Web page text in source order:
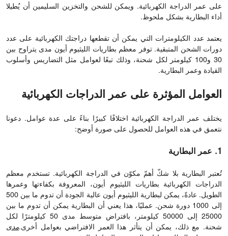
على عمر الدراجة الكهربائية. ويمكن للشحن والتخزين السليمين أن يُطيلا
أداء البطارية بشكل ملحوظ.
يعتمد عدد الكيلومترات التي يمكن أن تقطعها دراجتك الكهربائية على عدد
دورات الشحن المتبقية. توفر معظم بطاريات الليثيوم أيون مدى يتراوح بين
30 و100 كيلومتر لكل شحنة، وذلك تبعًا لعوامل مثل التضاريس وأسلوب
القيادة وعمر البطارية.
العوامل المؤثرة على عمر الدراجات الكهربائية
يختلف عمر الدراجة الكهربائية اختلافًا كبيرًا بناءً على عدة عوامل. دعونا
نتعمق في هذه العوامل للحصول على صورة أوضح:
1. عمر البطارية
تُعتبر البطارية بلا شكّ أهمّ مكوّن في الدراجة الكهربائية. تستخدم معظم
الدراجات الكهربائية بطاريات الليثيوم أيون، المعروفة بكفاءتها وعمرها
الطويل. عادةً، يمكن لبطارية الليثيوم أيون عالية الجودة أن تدوم ما بين 500
إلى 1000 دورة شحن. عمليًا، هذا يعني أن البطارية يمكن أن تدوم ما بين
25000 إلى 50000 كيلومتر، بافتراض متوسط ​​مدى 50 كيلومترًا لكل
شحنة. مع ذلك، يمكن أن يتأثر هذا العمر الافتراضي بعوامل أخرى.مدى